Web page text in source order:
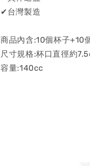
✔台灣製造
商品內含:10個杯子+10
尺寸規格:杯口直徑約
容量:140cc